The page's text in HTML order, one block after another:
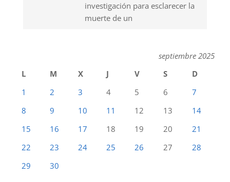
investigación para esclarecer la
muerte de un
septiembre 2025
L
M X J V S
D
1
2 3 4 5 6
7
8
9 10 11 12 13
14
15
16 17 18 19 20
21
22
23 24 25 26 27
28
29
30